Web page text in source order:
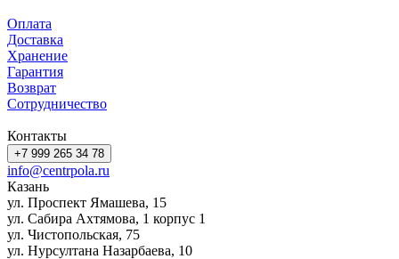
Оплата
Доставка
Хранение
Гарантия
Возврат
Сотрудничество
Контакты
+7 999 265 34 78
info@centrpola.ru
Казань
ул. Проспект Ямашева, 15
ул. Сабира Ахтямова, 1 корпус 1
ул. Чистопольская, 75
ул. Нурсултана Назарбаева, 10